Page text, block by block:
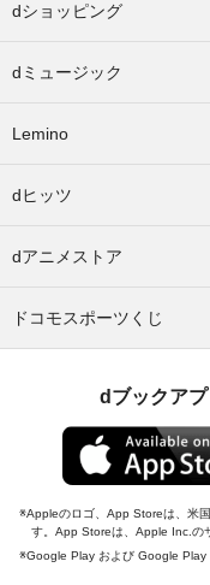
dショッピング
dミュージック
Lemino
dヒッツ
dアニメストア
ドコモスポーツくじ
dブックア
Appleのロゴ、App Storeは、米
す。App Storeは、Apple Inc.の
Google Play および Google Play